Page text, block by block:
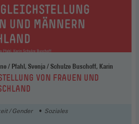
Hobler, Dietmar / Lott, Yvonne / Pfahl, Svenja / Schulze Buschoff, Karin
VON FRAUEN UND
/ Gender
Soziales